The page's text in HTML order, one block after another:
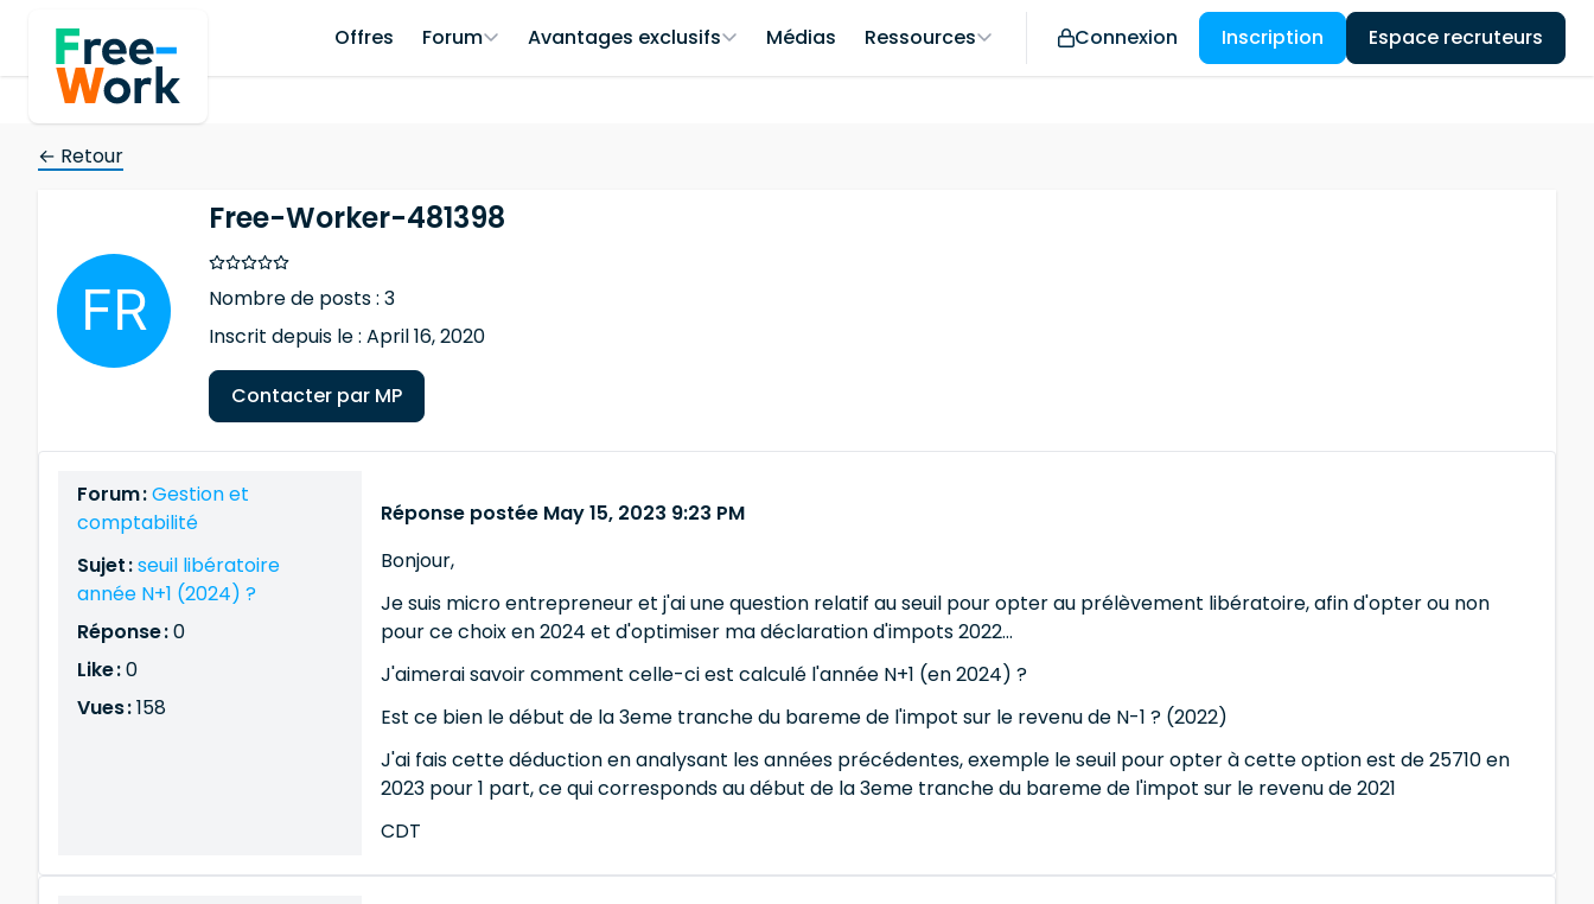
Offres Forum Avantages exclusifs Médias Ressources Connexion Inscription Espace recruteurs
← Retour
Free-Worker-481398
Nombre de posts : 3
Inscrit depuis le : April 16, 2020
Contacter par MP
Forum :Gestion et
comptabilité
Sujet :seuil libératoire
année N+1 (2024) ?
Réponse :0
Like :0
Vues :158
Réponse postée May 15, 2023 9:23 PM
Bonjour,
Je suis micro entrepreneur et j'ai une question relatif au seuil pour opter au prélèvement libératoire, afin d'opter ou non
pour ce choix en 2024 et d'optimiser ma déclaration d'impots 2022...
J'aimerai savoir comment celle-ci est calculé l'année N+1 (en 2024) ?
Est ce bien le début de la 3eme tranche du bareme de l'impot sur le revenu de N-1 ? (2022)
J'ai fais cette déduction en analysant les années précédentes, exemple le seuil pour opter à cette option est de 25710 en
2023 pour 1 part, ce qui corresponds au début de la 3eme tranche du bareme de l'impot sur le revenu de 2021
CDT